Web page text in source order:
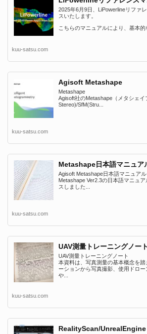
2025年6月9日、LiPowerlineリファ
スいたします。
こちらのマニュアルにより、基本的
kuu-satsu.com
Agisoft Metashape
Metashape
Agisoft社のMetashape（メタシェイ
Stereo)/SfM(Stru...
kuu-satsu.com
Metashape日本語マニュア
Agisoft Metashape日本語マニュアル
Metashape Ver2.3の日本語マニュ
スしました...
kuu-satsu.com
UAV測量トレーニングノート
UAV測量トレーニングノート
本資料は、写真測量の基本概念を
ーションから写真撮影、使用ドロ
や...
kuu-satsu.com
RealityScan/UnrealEngine